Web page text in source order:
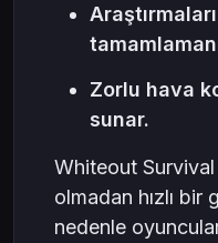
Zorlu hava
sunar.
Whiteout
olmadan hızlı bir
nedenle